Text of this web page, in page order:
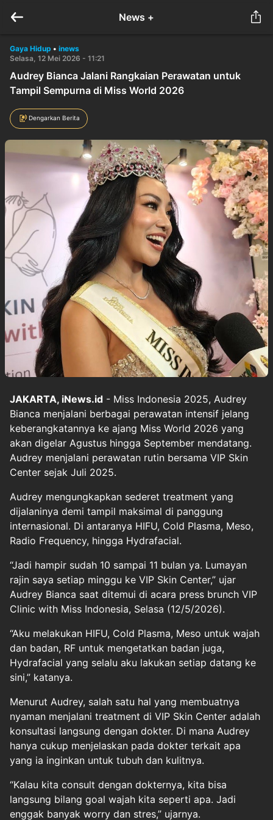
News +
Gaya Hidup • inews
Selasa, 12 Mei 2026 - 11:21
Audrey Bianca Jalani Rangkaian Perawatan untuk
Tampil Sempurna di Miss World 2026
Dengarkan Berita
JAKARTA, iNews.id - Miss Indonesia 2025, Audrey
Bianca menjalani berbagai perawatan intensif jelang
keberangkatannya ke ajang Miss World 2026 yang
akan digelar Agustus hingga September mendatang.
Audrey menjalani perawatan rutin bersama VIP Skin
Center sejak Juli 2025.
Audrey mengungkapkan sederet treatment yang
dijalaninya demi tampil maksimal di panggung
internasional. Di antaranya HIFU, Cold Plasma, Meso,
Radio Frequency, hingga Hydrafacial.
“Jadi hampir sudah 10 sampai 11 bulan ya. Lumayan
rajin saya setiap minggu ke VIP Skin Center,” ujar
Audrey Bianca saat ditemui di acara press brunch VIP
Clinic with Miss Indonesia, Selasa (12/5/2026).
“Aku melakukan HIFU, Cold Plasma, Meso untuk wajah
dan badan, RF untuk mengetatkan badan juga,
Hydrafacial yang selalu aku lakukan setiap datang ke
sini,” katanya.
Menurut Audrey, salah satu hal yang membuatnya
nyaman menjalani treatment di VIP Skin Center adalah
konsultasi langsung dengan dokter. Di mana Audrey
hanya cukup menjelaskan pada dokter terkait apa
yang ia inginkan untuk tubuh dan kulitnya.
“Kalau kita consult dengan dokternya, kita bisa
langsung bilang goal wajah kita seperti apa. Jadi
enggak banyak worry dan stres,” ujarnya.